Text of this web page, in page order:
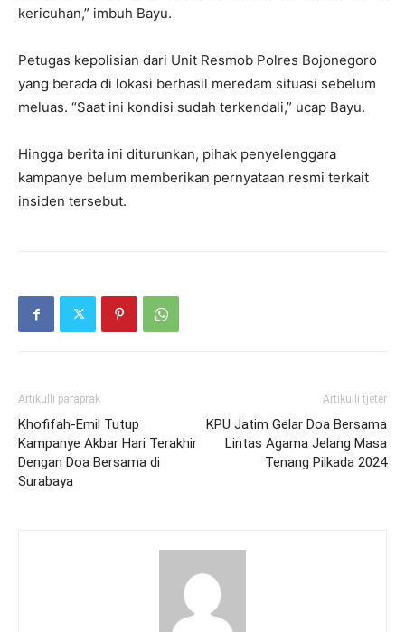
kericuhan,” imbuh Bayu.
Petugas kepolisian dari Unit Resmob Polres Bojonegoro
yang berada di lokasi berhasil meredam situasi sebelum
meluas. “Saat ini kondisi sudah terkendali,” ucap Bayu.
Hingga berita ini diturunkan, pihak penyelenggara
kampanye belum memberikan pernyataan resmi terkait
insiden tersebut.
Artikulli paraprak
Khofifah-Emil Tutup
Kampanye Akbar Hari Terakhir
Dengan Doa Bersama di
Surabaya
Artikulli tjetër
KPU Jatim Gelar Doa Bersama
Lintas Agama Jelang Masa
Tenang Pilkada 2024